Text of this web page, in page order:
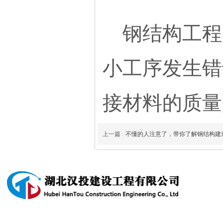
钢结构工程
小工序发生
接材料的质
上一篇 不懂的人注意了，带你了解钢结构建
产品中心